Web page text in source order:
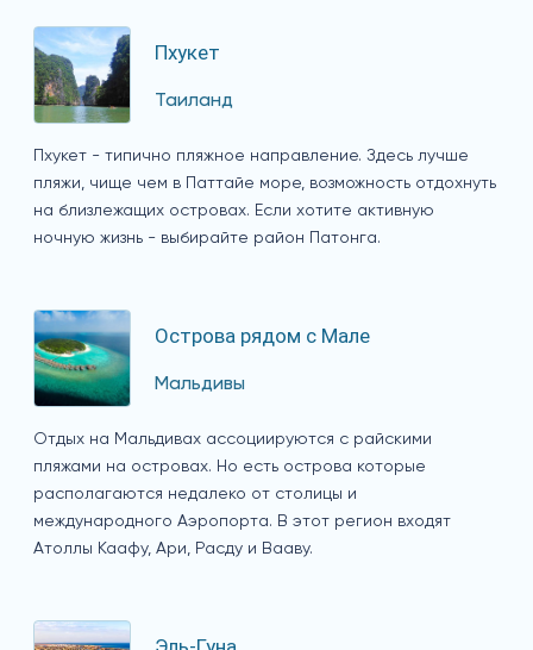
Пхукет
Таиланд
Пхукет - типично пляжное направление. Здесь лучше
пляжи, чище чем в Паттайе море, возможность отдохнуть
на близлежащих островах. Если хотите активную
ночную жизнь - выбирайте район Патонга.
Острова рядом с Мале
Мальдивы
Отдых на Мальдивах ассоциируются с райскими
пляжами на островах. Но есть острова которые
располагаются недалеко от столицы и
международного Аэропорта. В этот регион входят
Атоллы Каафу, Ари, Расду и Вааву.